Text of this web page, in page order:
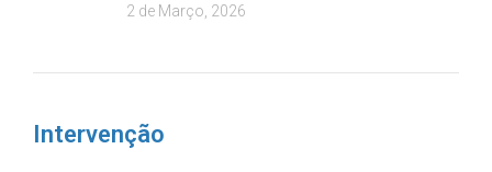
2 de Março, 2026
Intervenção